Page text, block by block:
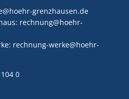
grenzhausen.de
rechnung@hoehr-
rechnung-werke@hoehr-
0